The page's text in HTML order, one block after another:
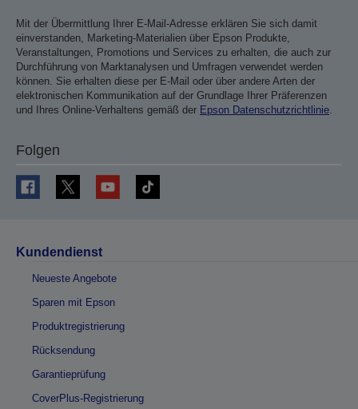
Mit der Übermittlung Ihrer E-Mail-Adresse erklären Sie sich damit
einverstanden, Marketing-Materialien über Epson Produkte,
Veranstaltungen, Promotions und Services zu erhalten, die auch zur
Durchführung von Marktanalysen und Umfragen verwendet werden
können. Sie erhalten diese per E-Mail oder über andere Arten der
elektronischen Kommunikation auf der Grundlage Ihrer Präferenzen
und Ihres Online-Verhaltens gemäß der Epson Datenschutzrichtlinie.
Folgen
Kundendienst
Neueste Angebote
Sparen mit Epson
Produktregistrierung
Rücksendung
Garantieprüfung
CoverPlus-Registrierung